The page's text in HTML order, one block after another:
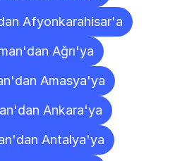
Afyonkarahisar'a
Ağrı'ya
Amasya'ya
Ankara'ya
Antalya'ya